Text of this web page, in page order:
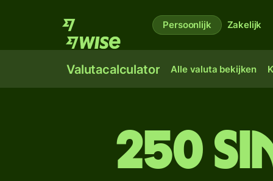
Persoonlijk Zakelijk
Valutacalculator Alle valuta bekijken
250